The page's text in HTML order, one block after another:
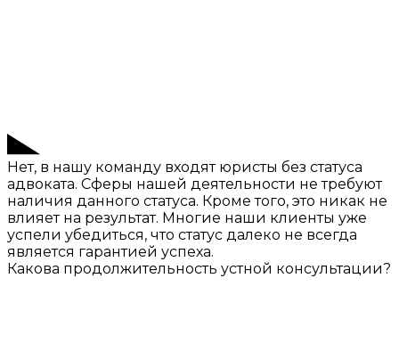
Нет, в нашу команду входят юристы без статуса
адвоката. Сферы нашей деятельности не требуют
наличия данного статуса. Кроме того, это никак не
влияет на результат. Многие наши клиенты уже
успели убедиться, что статус далеко не всегда
является гарантией успеха.
Какова продолжительность устной консультации?